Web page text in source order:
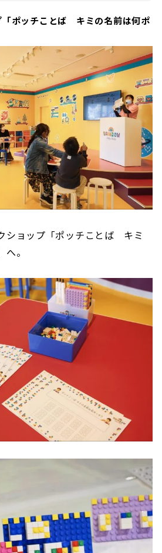
「ポッチことば キミの名前は何ポ
ショップ「ポッチことば キミ
。